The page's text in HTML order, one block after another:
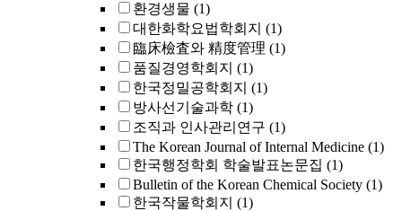
환경생물 (1)
대한화학요법학회지 (1)
臨床檢査와 精度管理 (1)
품질경영학회지 (1)
한국정밀공학회지 (1)
방사선기술과학 (1)
조직과 인사관리연구 (1)
The Korean Journal of Internal Medicine (1)
한국행정학회 학술발표논문집 (1)
Bulletin of the Korean Chemical Society (1)
한국작물학회지 (1)